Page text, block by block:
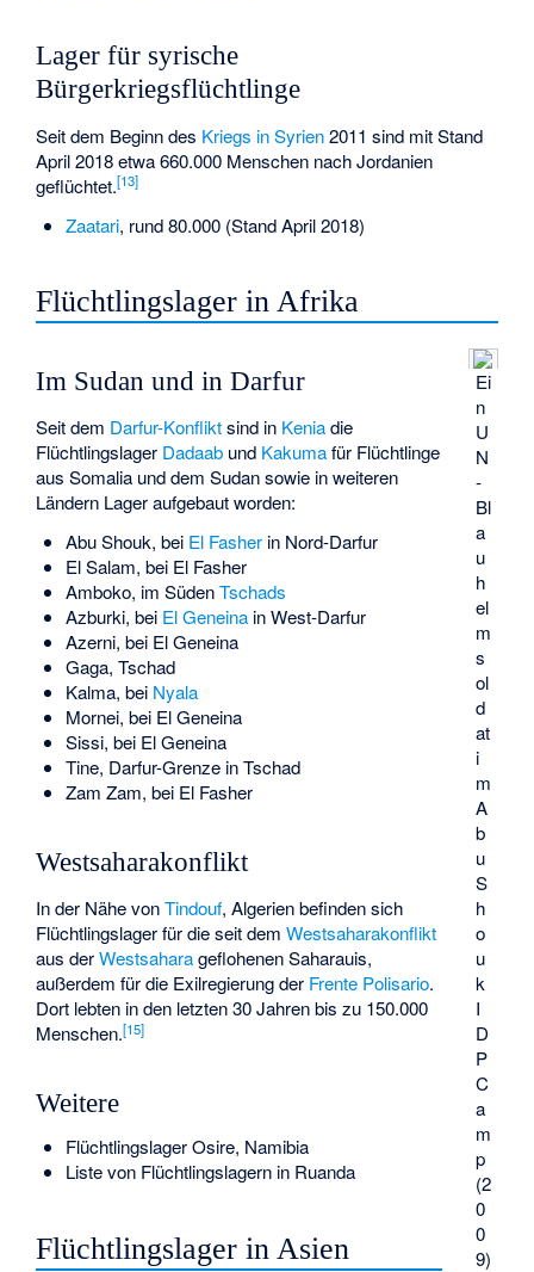
Lager für syrische
Bürgerkriegsflüchtlinge
Seit dem Beginn des Kriegs in Syrien2011 sind mit Stand
April 2018 etwa 660.000 Menschen nach Jordanien
geflüchtet.[13]
Zaatari, rund 80.000 (Stand April 2018)
Flüchtlingslager in Afrika
Ei
n
U
N
-
Bl
a
u
h
el
m
s
ol
d
at
i
m
A
b
u
S
h
o
u
k
I
D
P
C
a
m
p
(2
0
0
9)
Im Sudan und in Darfur
Seit dem Darfur-Konfliktsind in Keniadie
Flüchtlingslager Dadaab und Kakumafür Flüchtlinge
aus Somalia und dem Sudan sowie in weiteren
Ländern Lager aufgebaut worden:
Abu Shouk, bei El Fasherin Nord-Darfur
El Salam, bei El Fasher
Amboko, im SüdenTschads
Azburki, bei El Geneinain West-Darfur
Azerni, bei El Geneina
Gaga, Tschad
Kalma, bei Nyala
Mornei, bei El Geneina
Sissi, bei El Geneina
Tine, Darfur-Grenze in Tschad
Zam Zam, bei El Fasher
Westsaharakonflikt
In der Nähe vonTindouf, Algerien befinden sich
Flüchtlingslager für die seit demWestsaharakonflikt
aus derWestsaharageflohenen Saharauis,
außerdem für die Exilregierung der Frente Polisario.
Dort lebten in den letzten 30 Jahren bis zu 150.000
Menschen.[15]
Weitere
Flüchtlingslager Osire, Namibia
Liste von Flüchtlingslagern in Ruanda
Flüchtlingslager in Asien